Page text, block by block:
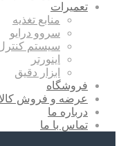
تعمیرات
منابع تغذیه
سروو درایو
سیستم
اینورتر
ابزار دقیق
فروشگاه
عرضه و فروش
درباره ما
تماس با ما